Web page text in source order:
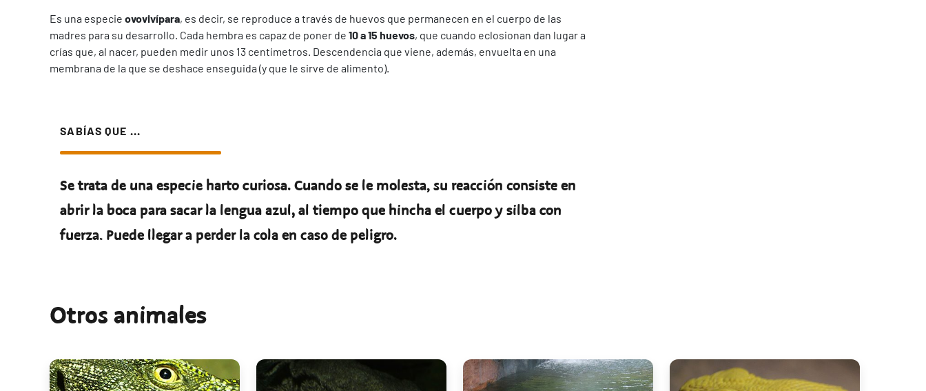
Es una especie ovovivípara, es decir, se reproduce a través de huevos que permanecen en el cuerpo de las
madres para su desarrollo. Cada hembra es capaz de poner de 10 a 15 huevos, que cuando eclosionan dan lugar a
crías que, al nacer, pueden medir unos 13 centímetros. Descendencia que viene, además, envuelta en una
membrana de la que se deshace enseguida (y que le sirve de alimento).
SABÍAS QUE ...
Se trata de una especie harto curiosa. Cuando se le molesta, su reacción consiste en
abrir la boca para sacar la lengua azul, al tiempo que hincha el cuerpo y silba con
fuerza. Puede llegar a perder la cola en caso de peligro.
Otros animales